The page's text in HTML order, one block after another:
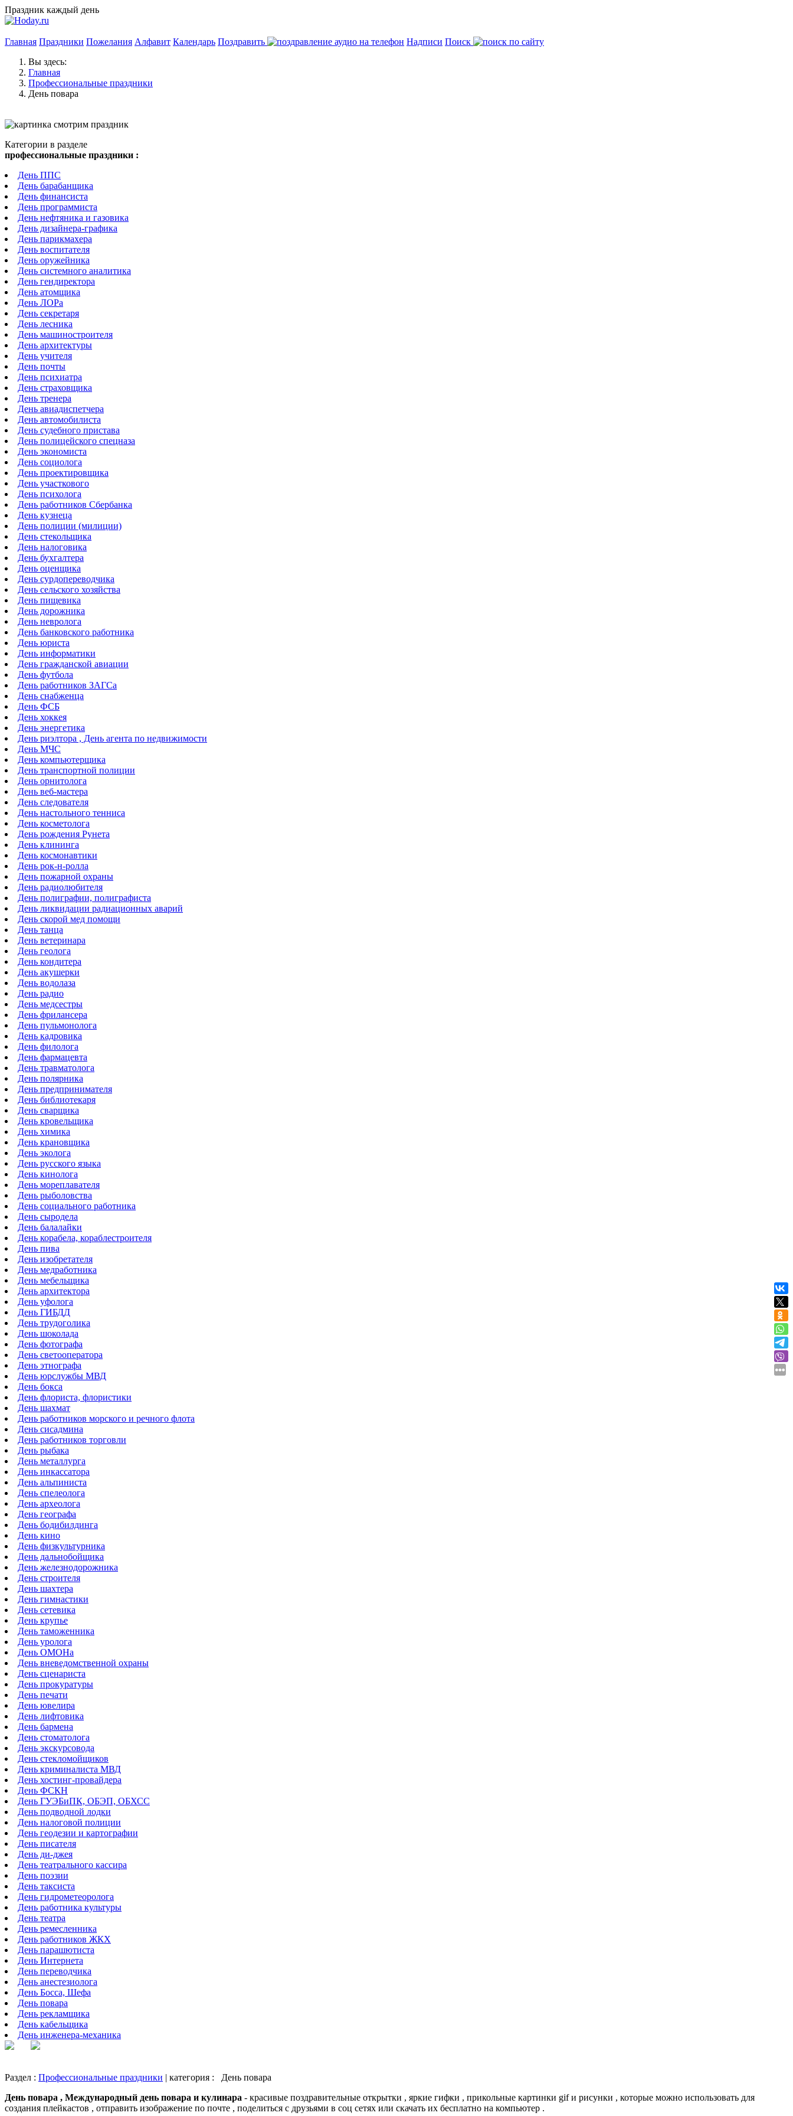
Праздник каждый день
Главная Праздники Пожелания Алфавит Календарь Поздравить Надписи Поиск
Вы здесь:
Главная
Профессиональные праздники
День повара
Категории в разделе
профессиональные праздники :
День ППС
День барабанщика
День финансиста
День программиста
День нефтяника и газовика
День дизайнера-графика
День парикмахера
День воспитателя
День оружейника
День системного аналитика
День гендиректора
День атомщика
День ЛОРа
День секретаря
День лесника
День машиностроителя
День архитектуры
День учителя
День почты
День психиатра
День страховщика
День тренера
День авиадиспетчера
День автомобилиста
День судебного пристава
День полицейского спецназа
День экономиста
День социолога
День проектировщика
День участкового
День психолога
День работников Сбербанка
День кузнеца
День полиции (милиции)
День стекольщика
День налоговика
День бухгалтера
День оценщика
День сурдопереводчика
День сельского хозяйства
День пищевика
День дорожника
День невролога
День банковского работника
День юриста
День информатики
День гражданской авиации
День футбола
День работников ЗАГСа
День снабженца
День ФСБ
День хоккея
День энергетика
День риэлтора , День агента по недвижимости
День МЧС
День компьютерщика
День транспортной полиции
День орнитолога
День веб-мастера
День следователя
День настольного тенниса
День косметолога
День рождения Рунета
День клининга
День космонавтики
День рок-н-ролла
День пожарной охраны
День радиолюбителя
День полиграфии, полиграфиста
День ликвидации радиационных аварий
День скорой мед помощи
День танца
День ветеринара
День геолога
День кондитера
День акушерки
День водолаза
День радио
День медсестры
День фрилансера
День пульмонолога
День кадровика
День филолога
День фармацевта
День травматолога
День полярника
День предпринимателя
День библиотекаря
День сварщика
День кровельщика
День химика
День крановщика
День эколога
День русского языка
День кинолога
День мореплавателя
День рыболовства
День социального работника
День сыродела
День балалайки
День корабела, кораблестроителя
День пива
День изобретателя
День медработника
День мебельщика
День архитектора
День уфолога
День ГИБДД
День трудоголика
День шоколада
День фотографа
День светооператора
День этнографа
День юрслужбы МВД
День бокса
День флориста, флористики
День шахмат
День работников морского и речного флота
День сисадмина
День работников торговли
День рыбака
День металлурга
День инкассатора
День альпиниста
День спелеолога
День археолога
День географа
День бодибилдинга
День кино
День физкультурника
День дальнобойщика
День железнодорожника
День строителя
День шахтера
День гимнастики
День сетевика
День крупье
День таможенника
День уролога
День ОМОНа
День вневедомственной охраны
День сценариста
День прокуратуры
День печати
День ювелира
День лифтовика
День бармена
День стоматолога
День экскурсовода
День стекломойщиков
День криминалиста МВД
День хостинг-провайдера
День ФСКН
День ГУЭБиПК, ОБЭП, ОБХСС
День подводной лодки
День налоговой полиции
День геодезии и картографии
День писателя
День ди-джея
День театрального кассира
День поэзии
День таксиста
День гидрометеоролога
День работника культуры
День театра
День ремесленника
День работников ЖКХ
День парашютиста
День Интернета
День переводчика
День анестезиолога
День Босса, Шефа
День повара
День рекламщика
День кабельщика
День инженера-механика
Раздел : Профессиональные праздники | категория : День повара
День повара , Международный день повара и кулинара - красивые поздравительные открытки , яркие гифки , прикольные картинки gif и рисунки , которые можно использовать для
создания плейкастов , отправить изображение по почте , поделиться с друзьями в соц сетях или скачать их бесплатно на компьютер .